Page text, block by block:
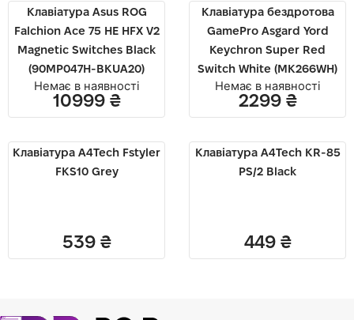
Клавiатура Asus ROG
Falchion Ace 75 HE HFX V2
Magnetic Switches Black
(90MP047H-BKUA20)
Немає в наявності
10999 ₴
Клавіатура бездротова
GamePro Asgard Yord
Keychron Super Red
Switch White (MK266WH)
Немає в наявності
2299 ₴
Клавіатура A4Tech Fstyler
FKS10 Grey
539 ₴
Клавіатура A4Tech KR-85
PS/2 Black
449 ₴